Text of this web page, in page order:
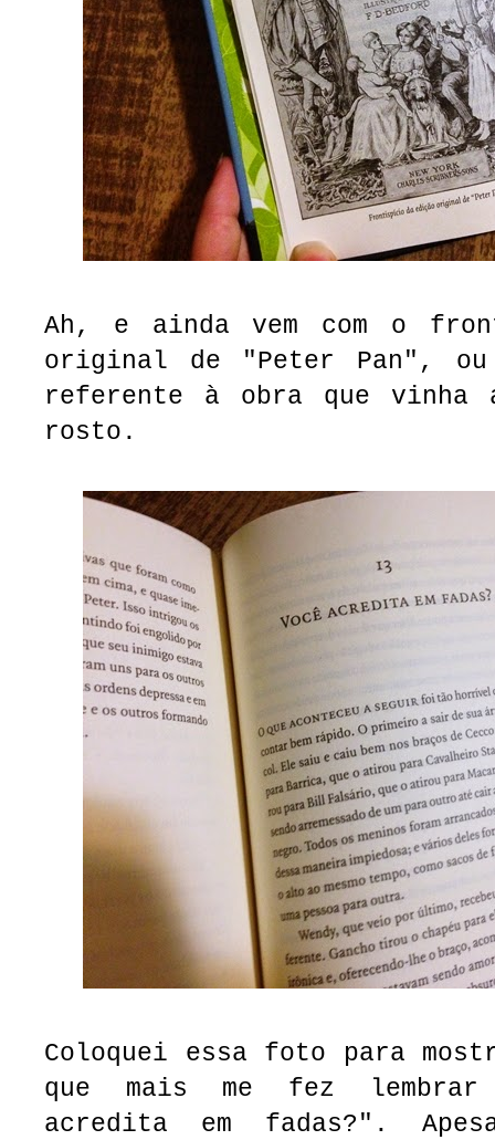
Ah, e ainda vem com o
original de "Peter Pan", ou
referente à obra que vinha
rosto.
Coloquei essa foto para
que mais me fez
acredita em fadas?".